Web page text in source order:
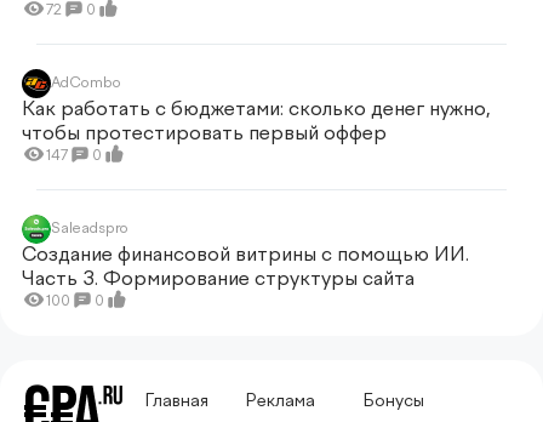
72 0
AdCombo
Как работать с бюджетами: сколько денег нужно,
чтобы протестировать первый оффер
147 0
Saleadspro
Создание финансовой витрины с помощью ИИ.
Часть 3. Формирование структуры сайта
100 0
Главная Реклама Бонусы